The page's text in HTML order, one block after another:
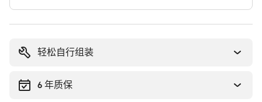
轻松自行组装
6 年质保